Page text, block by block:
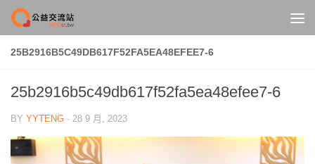
Skip to content
25B2916B5C49DB617F52FA5EA48EFEE7-6
25b2916b5c49db617f52fa5ea48efee7-6
BY YYTENG · 28 9 月, 2023